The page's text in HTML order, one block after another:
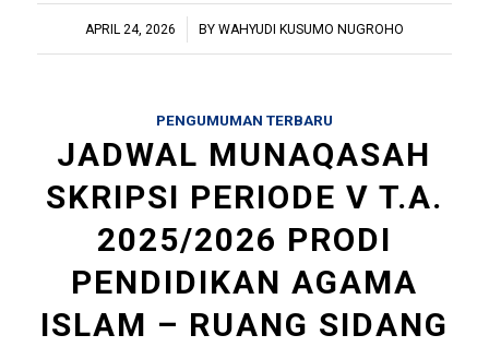
APRIL 24, 2026
/ BY WAHYUDI KUSUMO NUGROHO
PENGUMUMAN TERBARU
JADWAL MUNAQASAH
SKRIPSI PERIODE V T.A.
2025/2026 PRODI
PENDIDIKAN AGAMA
ISLAM – RUANG SIDANG